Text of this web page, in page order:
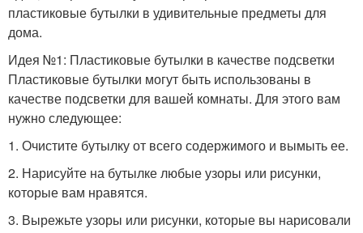
пластиковые бутылки в удивительные предметы для
дома.
Идея №1: Пластиковые бутылки в качестве подсветки
Пластиковые бутылки могут быть использованы в
качестве подсветки для вашей комнаты. Для этого вам
нужно следующее:
1. Очистите бутылку от всего содержимого и вымыть ее.
2. Нарисуйте на бутылке любые узоры или рисунки,
которые вам нравятся.
3. Вырежьте узоры или рисунки, которые вы нарисовали